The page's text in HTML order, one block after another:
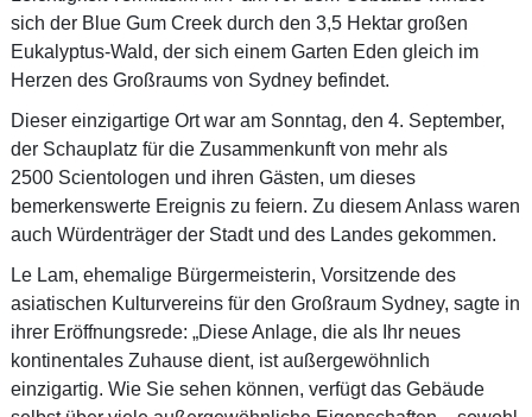
sich der Blue Gum Creek durch den 3,5 Hektar großen
Eukalyptus-Wald, der sich einem Garten Eden gleich im
Herzen des Großraums von Sydney befindet.
Dieser einzigartige Ort war am Sonntag, den 4. September,
der Schauplatz für die Zusammenkunft von mehr als
2500 Scientologen und ihren Gästen, um dieses
bemerkenswerte Ereignis zu feiern. Zu diesem Anlass waren
auch Würdenträger der Stadt und des Landes gekommen.
Le Lam, ehemalige Bürgermeisterin, Vorsitzende des
asiatischen Kulturvereins für den Großraum Sydney, sagte in
ihrer Eröffnungsrede: „Diese Anlage, die als Ihr neues
kontinentales Zuhause dient, ist außergewöhnlich
einzigartig. Wie Sie sehen können, verfügt das Gebäude